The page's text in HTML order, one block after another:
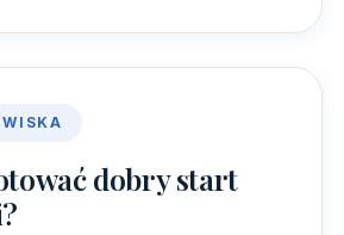
dobry start